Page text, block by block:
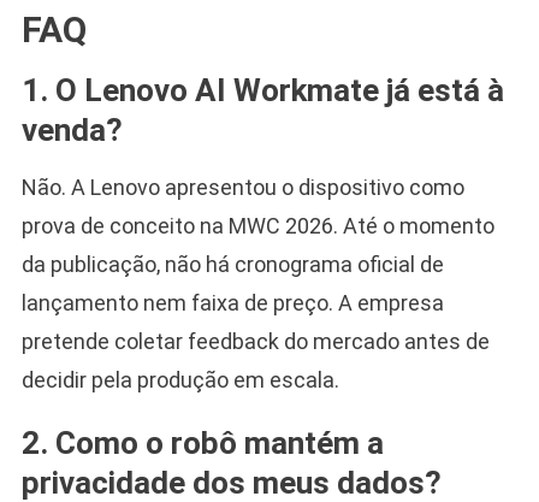
FAQ
1. O Lenovo AI Workmate já está à
venda?
Não. A Lenovo apresentou o dispositivo como
prova de conceito na MWC 2026. Até o momento
da publicação, não há cronograma oficial de
lançamento nem faixa de preço. A empresa
pretende coletar feedback do mercado antes de
decidir pela produção em escala.
2. Como o robô mantém a
privacidade dos meus dados?